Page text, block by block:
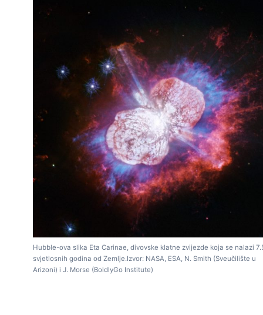
Hubble-ova slika Eta Carinae, divovske klatne zvijezde koja se nalazi
svjetlosnih godina od Zemlje.Izvor: NASA, ESA, N. Smith (Sveučilište u
Arizoni) i J. Morse (BoldlyGo Institute)